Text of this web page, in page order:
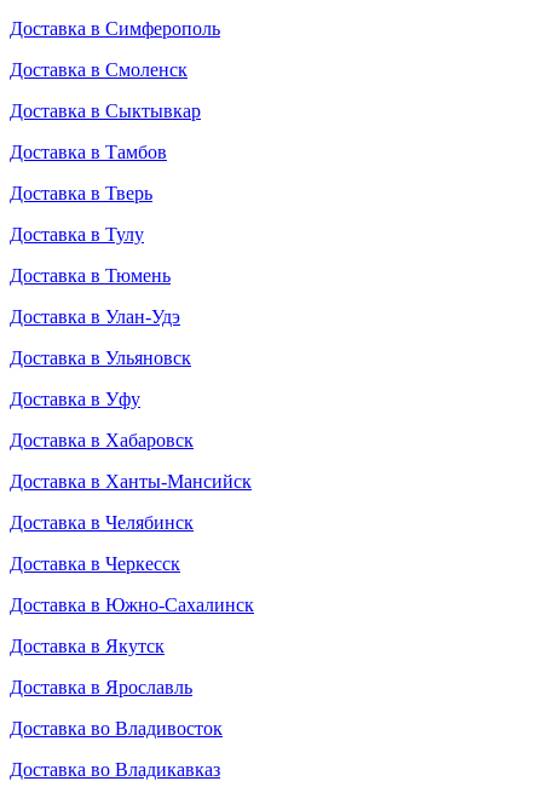
Доставка в Симферополь
Доставка в Смоленск
Доставка в Сыктывкар
Доставка в Тамбов
Доставка в Тверь
Доставка в Тулу
Доставка в Тюмень
Доставка в Улан-Удэ
Доставка в Ульяновск
Доставка в Уфу
Доставка в Хабаровск
Доставка в Ханты-Мансийск
Доставка в Челябинск
Доставка в Черкесск
Доставка в Южно-Сахалинск
Доставка в Якутск
Доставка в Ярославль
Доставка во Владивосток
Доставка во Владикавказ